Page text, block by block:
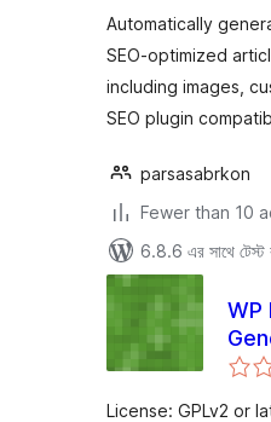
Automatically
SEO-optimized
including images,
SEO plugin
parsasabrkon
Fewer than 10
6.8.6 এর সাথে টেস্ট
WP
License: GPLv2 or